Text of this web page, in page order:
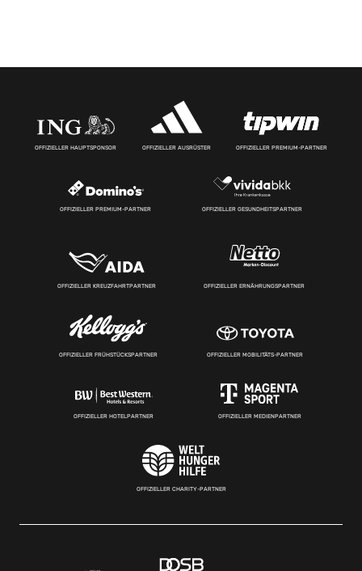
OFFIZIELLER HAUPTSPONSOR OFFIZIELLER AUSRÜSTER OFFIZIELLER PREMIUM-PARTNER
OFFIZIELLER PREMIUM-PARTNER OFFIZIELLER GESUNDHEITSPARTNER
OFFIZIELLER KREUZFAHRTPARTNER OFFIZIELLER ERNÄHRUNGSPARTNER
OFFIZIELLER FRÜHSTÜCKSPARTNER OFFIZIELLER MOBILITÄTS-PARTNER
OFFIZIELLER HOTELPARTNER OFFIZIELLER MEDIENPARTNER
OFFIZIELLER CHARITY-PARTNER